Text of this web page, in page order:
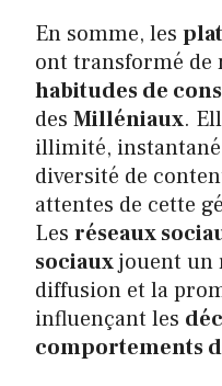
En somme, les
ont transformé de
habitudes de
des Milléniaux.
illimité,
diversité de
attentes de cette
Les réseaux
sociauxjouent un
diffusion et la
influençant les
comportements